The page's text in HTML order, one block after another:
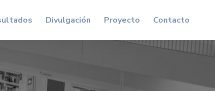
Divulgación Proyecto Contacto